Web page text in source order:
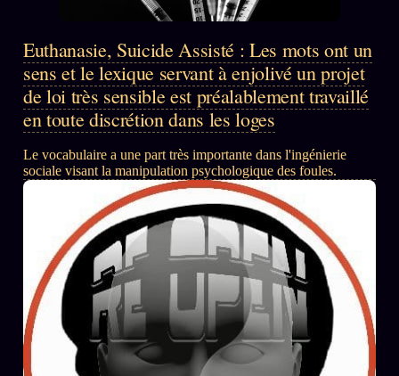
Euthanasie, Suicide Assisté : Les mots ont un
sens et le lexique servant à enjolivé un projet
de loi très sensible est préalablement travaillé
en toute discrétion dans les loges
Le vocabulaire a une part très importante dans l'ingénierie
sociale visant la manipulation psychologique des foules.